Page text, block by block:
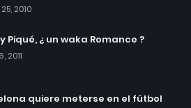
2010
Piqué, ¿ un waka Romance ?
2011
quiere meterse en el fútbol